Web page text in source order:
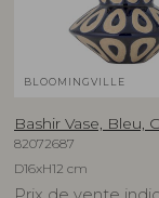
BLOOMINGVILLE
Bashir Vase, Bleu,
82072687
D16xH12 cm